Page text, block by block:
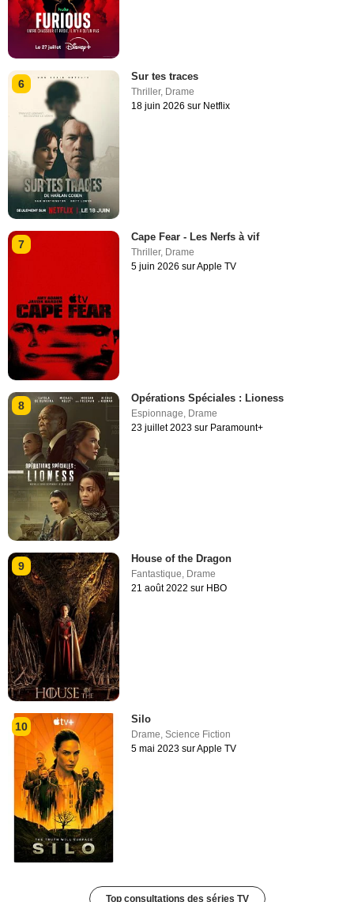
6
Sur tes traces
Thriller, Drame
18 juin 2026 sur Netflix
7
Cape Fear - Les Nerfs à vif
Thriller, Drame
5 juin 2026 sur Apple TV
8
Opérations Spéciales : Lioness
Espionnage Drame
23 juillet 2023 sur Paramount+
9
House of the Dragon
Fantastique, Drame
21 août 2022 sur HBO
10
Silo
Drame,Science Fiction
5 mai 2023 sur Apple TV
Top consultations des séries TV